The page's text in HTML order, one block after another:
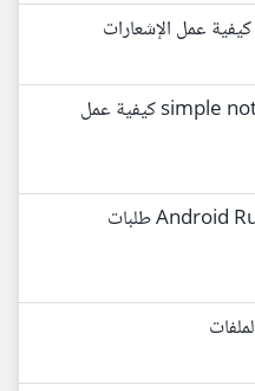
simple notification with sound كيفية عمل
Android Run time Permissions طلبات